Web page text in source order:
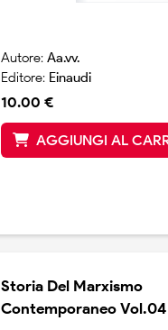
Autore: Aa.vv.
Editore: Einaudi
10.00 €
AGGIUNGI AL
Storia Del Marxismo
Contemporaneo Vol.04